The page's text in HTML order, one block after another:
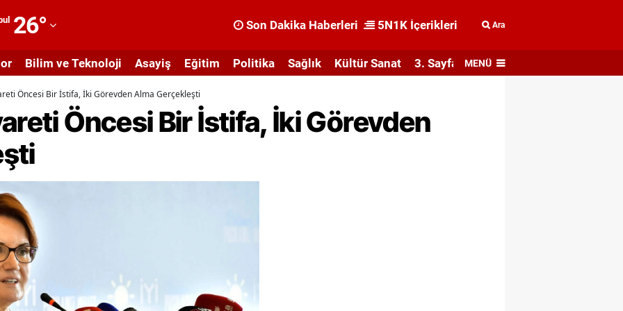
26° Son Dakika Haberleri 5N1K İçerikleri Ara
Bilim ve Teknoloji Asayiş Eğitim Politika Sağlık Kültür Sanat 3. Sayfa MENÜ
Öncesi Bir İstifa, İki Görevden Alma Gerçekleşti
Öncesi Bir İstifa, İki Görevden